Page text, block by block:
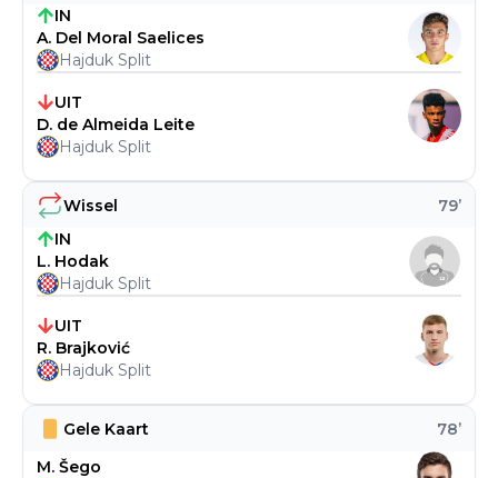
Gele Kaart 78’
M. Šego
Wissel 79’
IN
L. Hodak
Hajduk Split
UIT
R. Brajković
Hajduk Split
IN
A. Del Moral Saelices
Hajduk Split
UIT
D. de Almeida Leite
Hajduk Split